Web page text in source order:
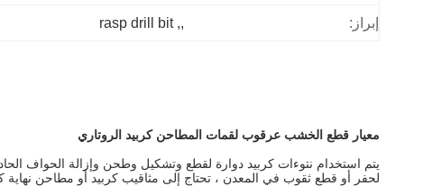
إبراز: ,
,
rasp drill bit
معيار قطع الخشب عرقوب لقمات المطاحن كربيد الروتاري
يتم استخدام نتوءات كربيد دوارة لقطع وتشكيل وطحن وإزالة الحواف الحادة
لحفر أو قطع ثقوب في المعدن ، تحتاج إلى مثاقيب كربيد أو مطاحن نهاية